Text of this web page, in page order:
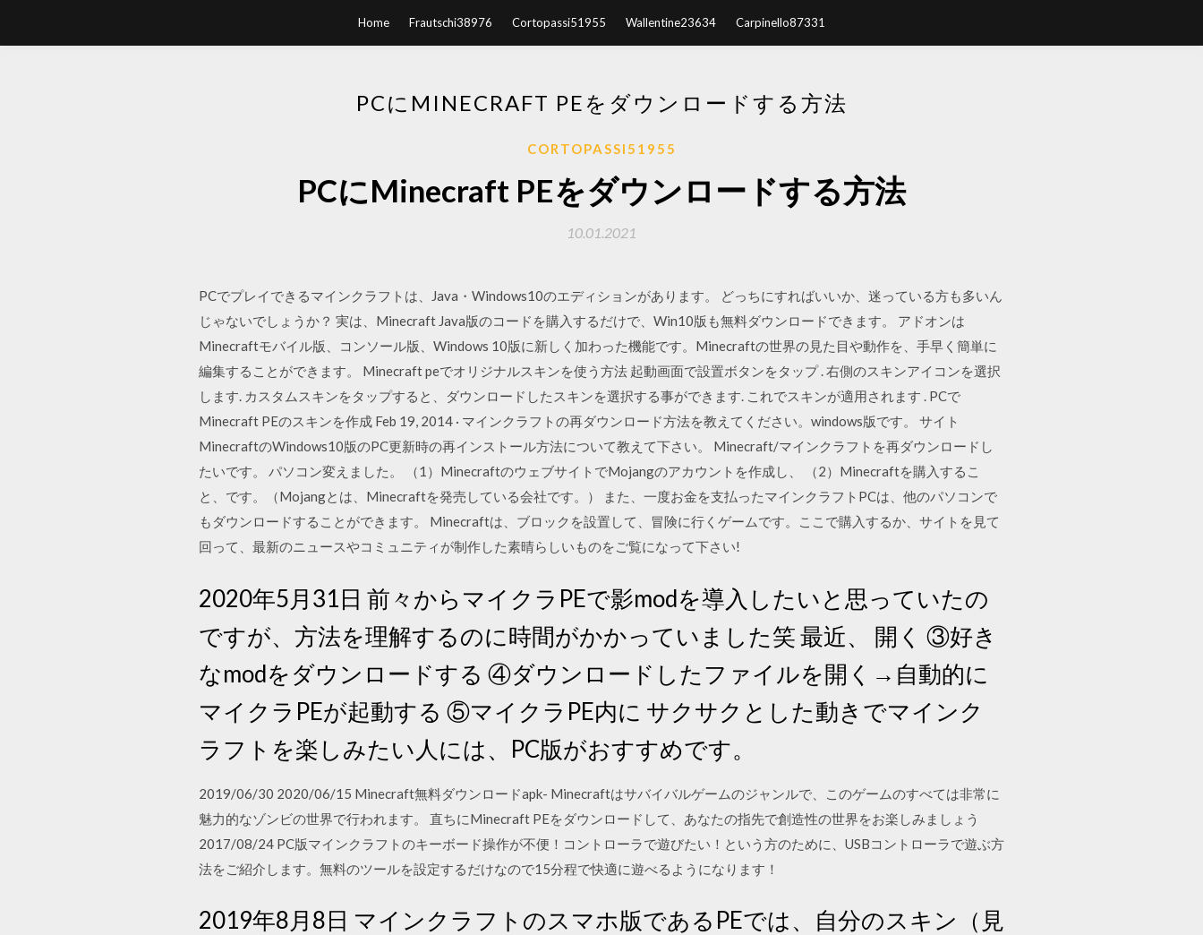
Home Frautschi38976 Cortopassi51955 Wallentine23634 Carpinello87331
PCにMINECRAFT PEをダウンロードする方法
CORTOPASSI51955
PCにMinecraft PEをダウンロードする方法
10.01.2021
PCでプレイできるマインクラフトは、Java・Windows10のエディションがあります。 どっちにすればいいか、迷っている方も多いん
じゃないでしょうか？ 実は、Minecraft Java版のコードを購入するだけで、Win10版も無料ダウンロードできます。 アドオンは
Minecraftモバイル版、コンソール版、Windows 10版に新しく加わった機能です。Minecraftの世界の見た目や動作を、手早く簡単に
編集することができます。 Minecraft peでオリジナルスキンを使う方法 起動画面で設置ボタンをタップ . 右側のスキンアイコンを選択
します. カスタムスキンをタップすると、ダウンロードしたスキンを選択する事ができます. これでスキンが適用されます . PCで
Minecraft PEのスキンを作成 Feb 19, 2014 · マインクラフトの再ダウンロード方法を教えてください。windows版です。 サイト
MinecraftのWindows10版のPC更新時の再インストール方法について教えて下さい。 Minecraft/マインクラフトを再ダウンロードし
たいです。 パソコン変えました。 （1）MinecraftのウェブサイトでMojangのアカウントを作成し、 （2）Minecraftを購入するこ
と、です。（Mojangとは、Minecraftを発売している会社です。） また、一度お金を支払ったマインクラフトPCは、他のパソコンで
もダウンロードすることができます。 Minecraftは、ブロックを設置して、冒険に行くゲームです。ここで購入するか、サイトを見て
回って、最新のニュースやコミュニティが制作した素晴らしいものをご覧になって下さい!
2020年5月31日 前々からマイクラPEで影modを導入したいと思っていたの
ですが、方法を理解するのに時間がかかっていました笑 最近、 開く ③好き
なmodをダウンロードする ④ダウンロードしたファイルを開く→自動的に
マイクラPEが起動する ⑤マイクラPE内に サクサクとした動きでマインク
ラフトを楽しみたい人には、PC版がおすすめです。
2019/06/30 2020/06/15 Minecraft無料ダウンロードapk- Minecraftはサバイバルゲームのジャンルで、このゲームのすべては非常に
魅力的なゾンビの世界で行われます。 直ちにMinecraft PEをダウンロードして、あなたの指先で創造性の世界をお楽しみましょう
2017/08/24 PC版マインクラフトのキーボード操作が不便！コントローラで遊びたい！という方のために、USBコントローラで遊ぶ方
法をご紹介します。無料のツールを設定するだけなので15分程で快適に遊べるようになります！
2019年8月8日 マインクラフトのスマホ版であるPEでは、自分のスキン（見